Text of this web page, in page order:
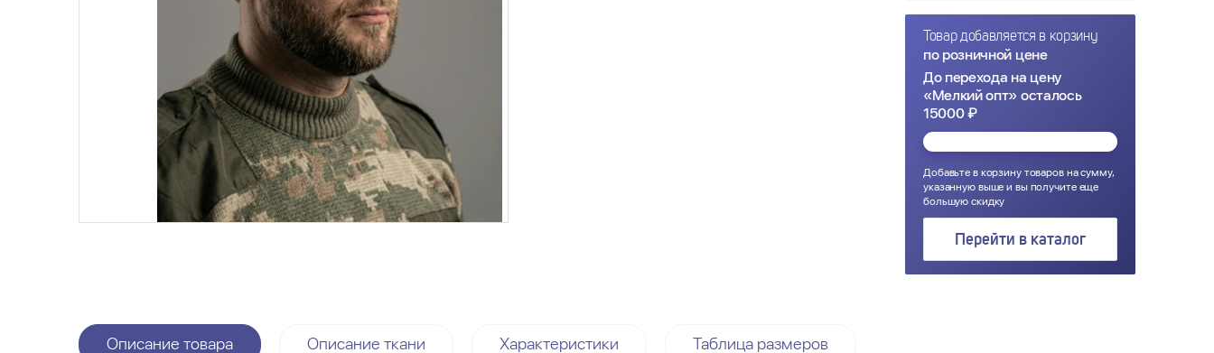
Товар добавляется в корзину
по розничной цене
До перехода на цену
«Мелкий опт» осталось
15000 ₽
Добавьте в корзину товаров на сумму,
указанную выше и вы получите еще
большую скидку
Перейти в каталог
Описание товара Описание ткани Характеристики Таблица размеров